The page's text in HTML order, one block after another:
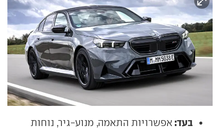
בעד: אפשרויות התאמה, מנוע-גיר, נוחות